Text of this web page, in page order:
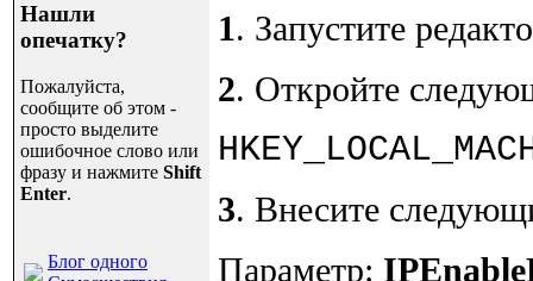
Нашли
опечатку?
Пожалуйста,
сообщите об этом -
просто выделите
ошибочное слово или
фразу и нажмите Shift
Enter.
Блог одного
1. Запустите
2. Откройте
3. Внесите
Параметр: